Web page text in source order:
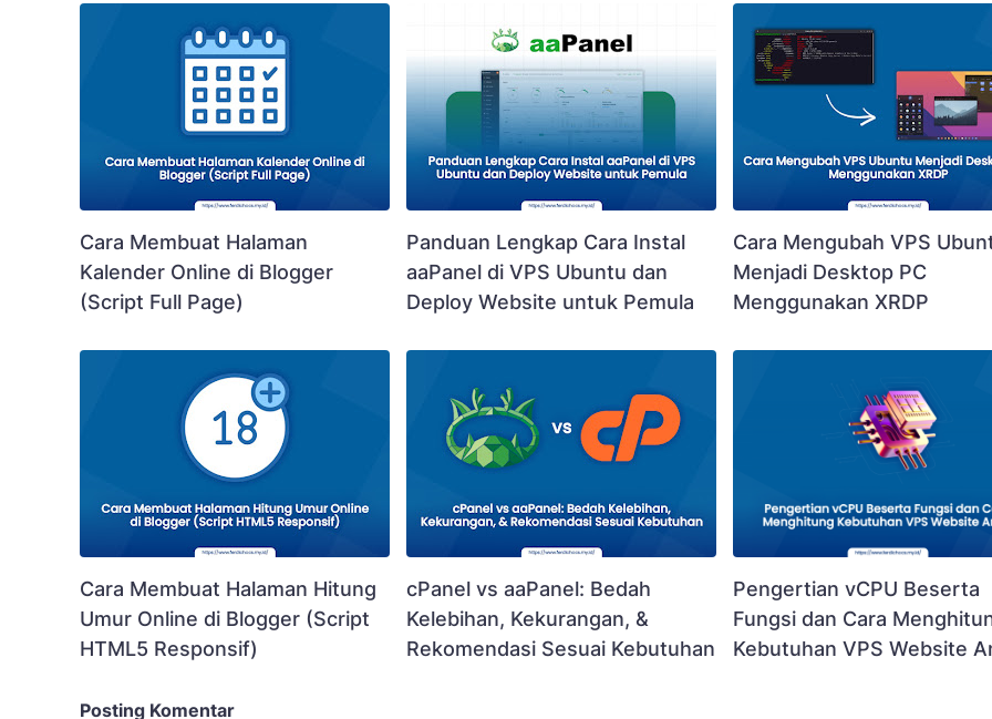
Cara Membuat Halaman
Kalender Online di Blogger
(Script Full Page)
Panduan Lengkap Cara Instal
aaPanel di VPS Ubuntu dan
Deploy Website untuk Pemula
Cara Mengubah VPS
Menjadi Desktop PC
Menggunakan XRDP
Cara Membuat Halaman Hitung
Umur Online di Blogger (Script
HTML5 Responsif)
cPanel vs aaPanel: Bedah
Kelebihan, Kekurangan, &
Rekomendasi Sesuai Kebutuhan
Pengertian vCPU Beserta
Fungsi dan Cara
Kebutuhan VPS Website
Posting Komentar